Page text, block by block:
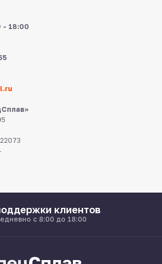
- 18:00
клиентов
с 8:00 до 18:00